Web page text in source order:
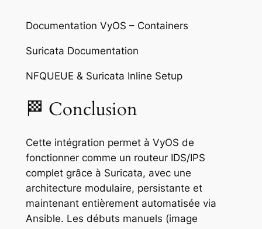
Documentation VyOS – Containers
Suricata Documentation
NFQUEUE & Suricata Inline Setup
🏁 Conclusion
Cette intégration permet à VyOS de
fonctionner comme un routeur IDS/IPS
complet grâce à Suricata, avec une
architecture modulaire, persistante et
maintenant entièrement automatisée via
Ansible. Les débuts manuels (image